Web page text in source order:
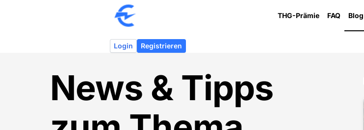
THG-Prämie FAQ Blog
Login Registrieren
News & Tipps